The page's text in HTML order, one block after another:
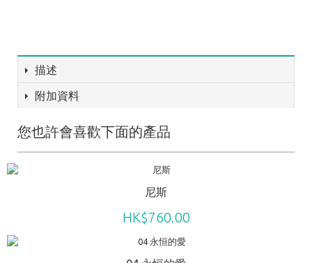
描述
附加資料
您也許會喜歡下面的產品
尼斯
HK$760.00